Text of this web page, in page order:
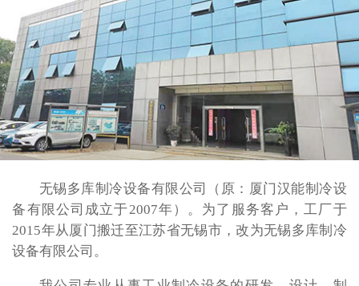
无锡多库制冷设备有限公司（原：厦门汉能制冷设
备有限公司成立于2007年）。为了服务客户，工厂于
2015年从厦门搬迁至江苏省无锡市，改为无锡多库制冷
设备有限公司。